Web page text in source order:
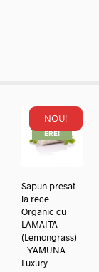
NOU!
REDUC
ERE!
Sapun presat
la rece
Organic cu
LAMAITA
(Lemongrass)
– YAMUNA
Luxury